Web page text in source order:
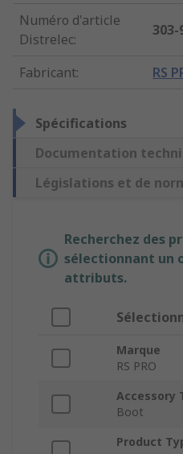
Numéro d'article
Distrelec:
303-
Fabricant: RS
Spécifications
Documentation
Législations et de
Recherchez des
sélectionnant un
attributs.
Marque
RS PRO
Accessory
Boot
Product